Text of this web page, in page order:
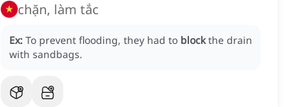
chặn, làm tắc
Ex: To prevent flooding, they had to block the drain
with sandbags.